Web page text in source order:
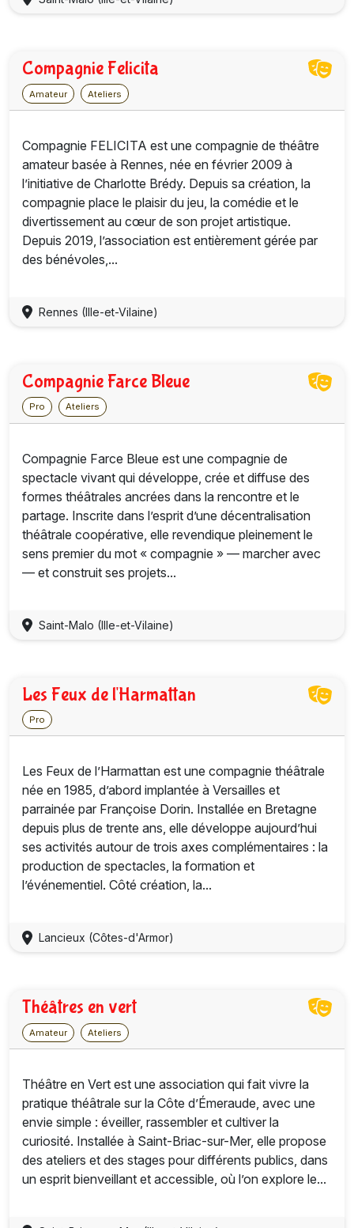
Compagnie Felicita
Amateur Ateliers
Compagnie FELICITA est une compagnie de théâtre
amateur basée à Rennes, née en février 2009 à
l’initiative de Charlotte Brédy. Depuis sa création, la
compagnie place le plaisir du jeu, la comédie et le
divertissement au cœur de son projet artistique.
Depuis 2019, l’association est entièrement gérée par
des bénévoles,...
Rennes (Ille-et-Vilaine)
Compagnie Farce Bleue
Pro Ateliers
Compagnie Farce Bleue est une compagnie de
spectacle vivant qui développe, crée et diffuse des
formes théâtrales ancrées dans la rencontre et le
partage. Inscrite dans l’esprit d’une décentralisation
théâtrale coopérative, elle revendique pleinement le
sens premier du mot « compagnie » — marcher avec
— et construit ses projets...
Saint-Malo (Ille-et-Vilaine)
Les Feux de l'Harmattan
Pro
Les Feux de l’Harmattan est une compagnie théâtrale
née en 1985, d’abord implantée à Versailles et
parrainée par Françoise Dorin. Installée en Bretagne
depuis plus de trente ans, elle développe aujourd’hui
ses activités autour de trois axes complémentaires : la
production de spectacles, la formation et
l’événementiel. Côté création, la...
Lancieux (Côtes-d'Armor)
Théâtres en vert
Amateur Ateliers
Théâtre en Vert est une association qui fait vivre la
pratique théâtrale sur la Côte d’Émeraude, avec une
envie simple : éveiller, rassembler et cultiver la
curiosité. Installée à Saint-Briac-sur-Mer, elle propose
des ateliers et des stages pour différents publics, dans
un esprit bienveillant et accessible, où l’on explore le...